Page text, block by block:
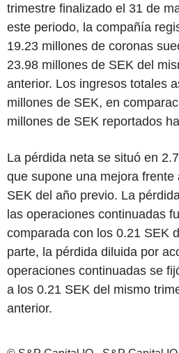
trimestre finalizado el 31 de
este periodo, la compañía
19.23 millones de coronas
23.98 millones de SEK del
anterior. Los ingresos totales
millones de SEK, en
millones de SEK reportados
La pérdida neta se situó en
que supone una mejora
SEK del año previo. La
las operaciones continuadas
comparada con los 0.21 SEK
parte, la pérdida diluida por
operaciones continuadas se
a los 0.21 SEK del mismo
anterior.